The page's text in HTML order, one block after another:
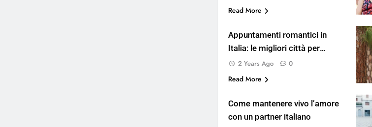
Read More
Appuntamenti romantici in
Italia: le migliori città per
l’amore
2 Years Ago 0
Read More
Come mantenere vivo l’amore
con un partner italiano